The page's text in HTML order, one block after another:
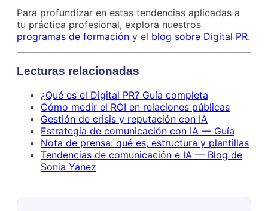
Para profundizar en estas tendencias aplicadas a
tu práctica profesional, explora nuestros
programas de formación y el blog sobre Digital PR.
Lecturas relacionadas
¿Qué es el Digital PR? Guía completa
Cómo medir el ROI en relaciones públicas
Gestión de crisis y reputación con IA
Estrategia de comunicación con IA — Guía
Nota de prensa: qué es, estructura y plantillas
Tendencias de comunicación e IA — Blog de
Sonia Yánez